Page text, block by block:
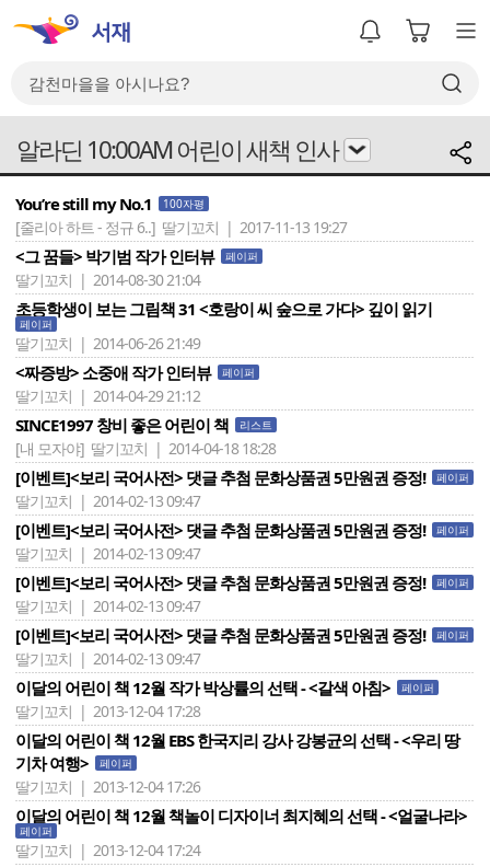
알라딘 10:00AM 어린이 새책 인사
You’re still my No.1 100자평
[줄리아 하트 - 정규 6..] 딸기꼬치 | 2017-11-13 19:27
<그 꿈들> 박기범 작가 인터뷰 페이퍼
딸기꼬치 | 2014-08-30 21:04
초등학생이 보는 그림책 31 <호랑이 씨 숲으로 가다> 깊이 읽기
페이퍼
딸기꼬치 | 2014-06-26 21:49
<짜증방> 소중애 작가 인터뷰 페이퍼
딸기꼬치 | 2014-04-29 21:12
SINCE1997 창비 좋은 어린이 책 리스트
[내 모자야] 딸기꼬치 | 2014-04-18 18:28
[이벤트]<보리 국어사전> 댓글 추첨 문화상품권 5만원권 증정! 페이퍼
딸기꼬치 | 2014-02-13 09:47
[이벤트]<보리 국어사전> 댓글 추첨 문화상품권 5만원권 증정! 페이퍼
딸기꼬치 | 2014-02-13 09:47
[이벤트]<보리 국어사전> 댓글 추첨 문화상품권 5만원권 증정! 페이퍼
딸기꼬치 | 2014-02-13 09:47
[이벤트]<보리 국어사전> 댓글 추첨 문화상품권 5만원권 증정! 페이퍼
딸기꼬치 | 2014-02-13 09:47
이달의 어린이 책 12월 작가 박상률의 선택 - <갈색 아침> 페이퍼
딸기꼬치 | 2013-12-04 17:28
이달의 어린이 책 12월 EBS 한국지리 강사 강봉균의 선택 - <우리 땅
기차 여행>
페이퍼
딸기꼬치 | 2013-12-04 17:26
이달의 어린이 책 12월 책놀이 디자이너 최지혜의 선택 - <얼굴나라>
페이퍼
딸기꼬치 | 2013-12-04 17:24